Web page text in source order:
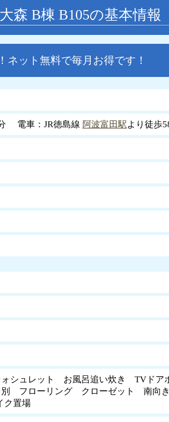
森 B棟 B105の基本情報
ネット無料で毎月お得です！
電車：JR徳島線 阿波富田駅より徒歩
シュレット お風呂追い炊き TVド
別 フローリング クローゼット 南
ク置場